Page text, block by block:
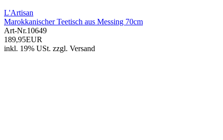
L'Artisan
Marokkanischer Teetisch aus Messing 70cm
Art-Nr.10649
189,95EUR
inkl. 19% USt. zzgl. Versand